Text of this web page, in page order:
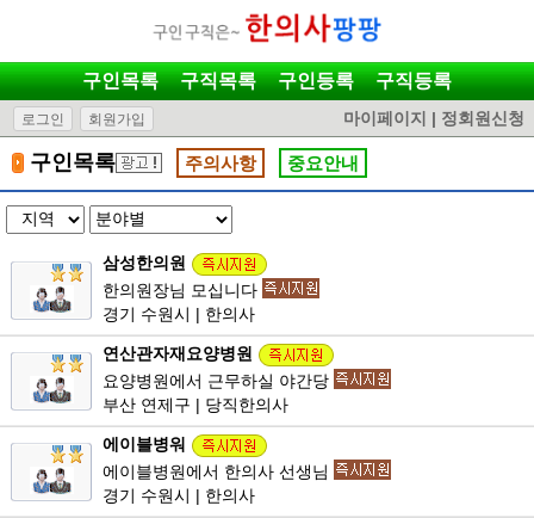
구인목록 구직목록 구인등록 구직등록
로그인 회원가입 마이페이지 | 정회원신청
구인목록 주의사항 중요안내
삼성한의원
한의원장님 모십니다
경기 수원시 | 한의사
연산관자재요양병원
요양병원에서 근무하실 야간당
부산 연제구 | 당직한의사
에이블병워
에이블병원에서 한의사 선생님
경기 수원시 | 한의사